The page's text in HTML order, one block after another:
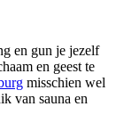
en gun je jezelf
en geest te
misschien wel
van sauna en